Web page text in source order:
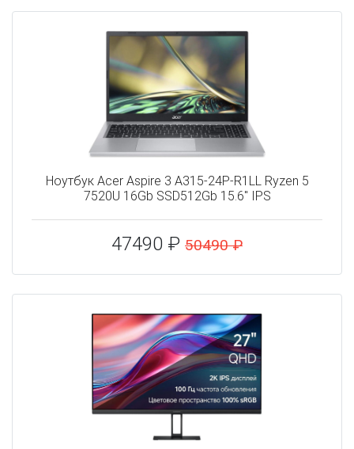
Ноутбук Acer Aspire 3 A315-24P-R1LL Ryzen 5
7520U 16Gb SSD512Gb 15.6" IPS
47490 ₽ 50490 ₽